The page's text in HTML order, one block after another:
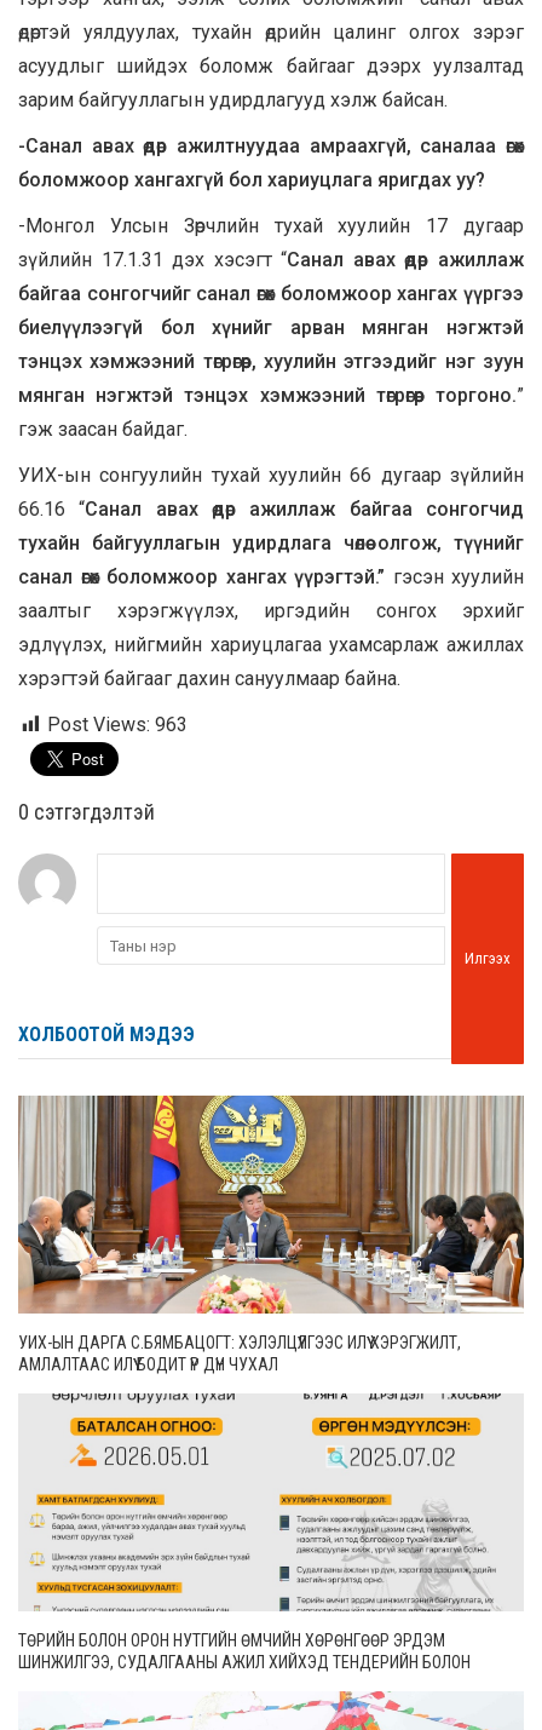
өдөртэй уялдуулах, тухайн өдрийн цалинг олгох зэрэг
асуудлыг шийдэх боломж байгааг дээрх уулзалтад
зарим байгууллагын удирдлагууд хэлж байсан.
-Санал авах өдөр ажилтнуудаа амраахгүй, саналаа өгөх
боломжоор хангахгүй бол хариуцлага яригдах уу?
-Монгол Улсын Зөрчлийн тухай хуулийн 17 дугаар
зүйлийн 17.1.31 дэх хэсэгт “Санал авах өдөр ажиллаж
байгаа сонгогчийг санал өгөх боломжоор хангах үүргээ
биелүүлээгүй бол хүнийг арван мянган нэгжтэй
тэнцэх хэмжээний төгрөгөөр, хуулийн этгээдийг нэг зуун
мянган нэгжтэй тэнцэх хэмжээний төгрөгөөр торгоно.”
гэж заасан байдаг.
УИХ-ын сонгуулийн тухай хуулийн 66 дугаар зүйлийн
66.16 “Санал авах өдөр ажиллаж байгаа сонгогчид
тухайн байгууллагын удирдлага чөлөө олгож, түүнийг
санал өгөх боломжоор хангах үүрэгтэй.” гэсэн хуулийн
заалтыг хэрэгжүүлэх, иргэдийн сонгох эрхийг
эдлүүлэх, нийгмийн хариуцлагаа ухамсарлаж ажиллах
хэрэгтэй байгааг дахин сануулмаар байна.
Post Views: 963
0 cэтгэгдэлтэй
Илгээх
ХОЛБООТОЙ МЭДЭЭ
УИХ-ЫН ДАРГА С.БЯМБАЦОГТ: ХЭЛЭЛЦҮҮЛГЭЭС ИЛҮҮ ХЭРЭГЖИЛТ,
АМЛАЛТААС ИЛҮҮ БОДИТ ҮР ДҮН ЧУХАЛ
ТӨРИЙН БОЛОН ОРОН НУТГИЙН ӨМЧИЙН ХӨРӨНГӨӨР ЭРДЭМ
ШИНЖИЛГЭЭ, СУДАЛГААНЫ АЖИЛ ХИЙХЭД ТЕНДЕРИЙН БОЛОН